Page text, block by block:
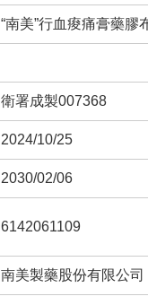
“南美”行血痠痛膏藥膠
衛署成製007368
2024/10/25
2030/02/06
6142061109
南美製藥股份有限公司